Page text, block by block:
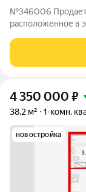
№346006
расположенное в
Объект
дизайнерским
4 350 000 ₽
38,2 м² 1-комн.
новостройка